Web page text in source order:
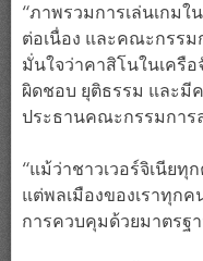
“ภาพรวมการเล่นเกมใ
ต่อเนื่อง และคณะกรรม
มั่นใจว่าคาสิโนในเครื
ผิดชอบ ยุติธรรม และมี
ประธานคณะกรรมการ
“แม้ว่าชาวเวอร์จิเนียทุ
แต่พลเมืองของเราทุกค
การควบคุมด้วยมาตรฐ